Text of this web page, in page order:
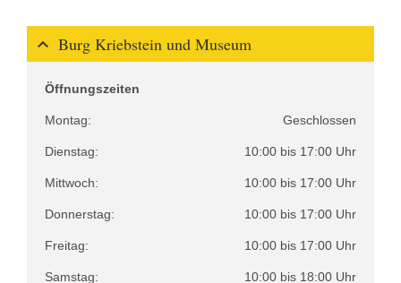
Burg Kriebstein und Museum
Öffnungszeiten
Montag: Geschlossen
Dienstag: 10:00 bis 17:00 Uhr
Mittwoch: 10:00 bis 17:00 Uhr
Donnerstag: 10:00 bis 17:00 Uhr
Freitag: 10:00 bis 17:00 Uhr
Samstag: 10:00 bis 18:00 Uhr